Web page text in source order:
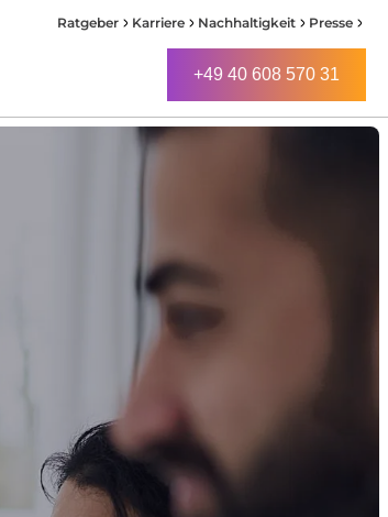
Ratgeber Karriere Nachhaltigkeit Presse
+49 40 608 570 31
+49 40 608 570 31